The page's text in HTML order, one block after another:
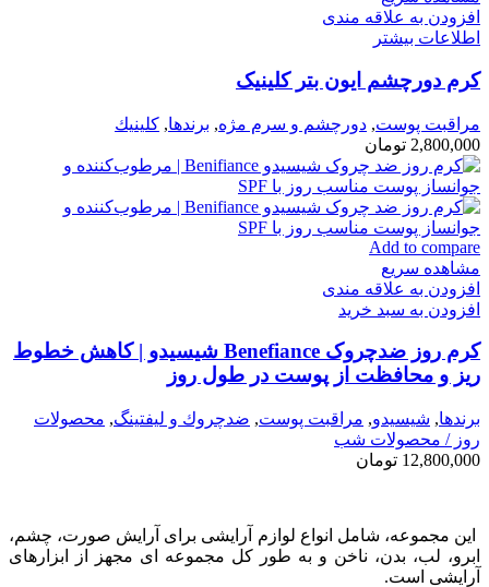
افزودن به علاقه مندی
اطلاعات بیشتر
کرم دورچشم ایون بتر کلینیک
مراقبت پوست, دورچشم و سرم مژه, برندها, كلينيك
2,800,000 تومان
Add to compare
مشاهده سریع
افزودن به علاقه مندی
افزودن به سبد خرید
کرم روز ضدچروک Benefiance شیسیدو | کاهش خطوط
ریز و محافظت از پوست در طول روز
برندها, شيسيدو, مراقبت پوست, ضدچروك و ليفتينگ, محصولات
روز / محصولات شب
12,800,000 تومان
این مجموعه، شامل انواع لوازم آرایشی برای آرایش صورت، چشم،
ابرو، لب، بدن، ناخن و به طور کل مجموعه ای مجهز از ابزارهای
آرایشی است.